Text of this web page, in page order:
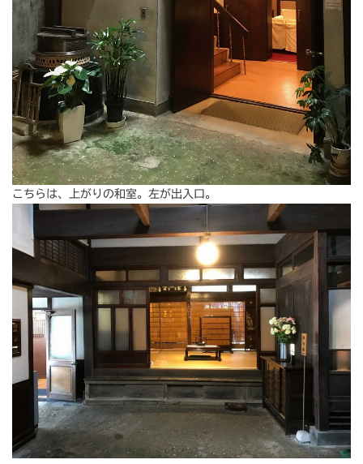
こちらは、上がりの和室。左が出入口。